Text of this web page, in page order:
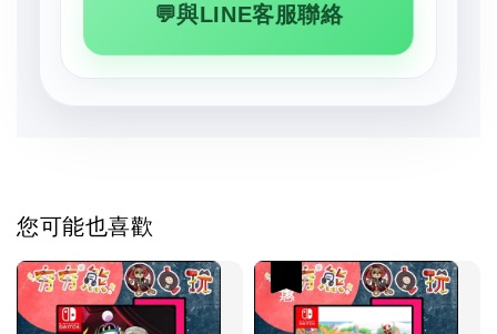
💬與LINE客服聯絡
您可能也喜歡